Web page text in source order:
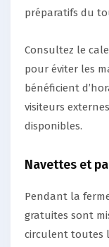
préparatifs du
Consultez le
pour éviter les
bénéficient
visiteurs
disponibles.
Navettes et
Pendant la
gratuites sont
circulent toutes